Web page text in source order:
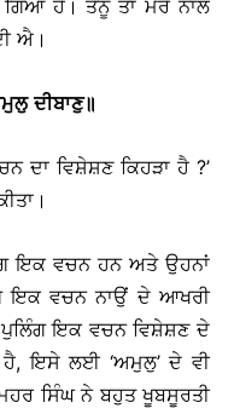
ਹੈਂ। ਤੈਨੂੰ ਤਾਂ ਮੇਰੇ ਨਾਲੋਂ
ਐ।
ਦੀਬਾਣੁ॥
ਦਾ ਵਿਸ਼ੇਸ਼ਣ ਕਿਹੜਾ ਹੈ ?’
ਇਕ ਵਚਨ ਹਨ ਅਤੇ ਉਹਨਾਂ
ਇਕ ਵਚਨ ਨਾਉਂ ਦੇ ਆਖਰੀ
ਇਕ ਵਚਨ ਵਿਸ਼ੇਸ਼ਣ ਦੇ
ਇਸੇ ਲਈ ‘ਅਮੁਲੁ’ ਦੇ ਵੀ
ਸਿੰਘ ਨੇ ਬਹੁਤ ਖੂਬਸੂਰਤੀ